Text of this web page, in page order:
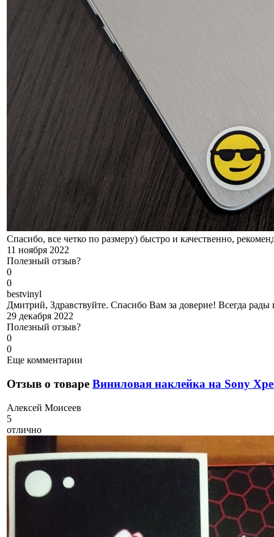
Спасибо, все четко по размеру) быстро и качественно,
11 ноября 2022
Полезный отзыв?
0
0
bestvinyl
Дмитрий, Здравствуйте. Спасибо Вам за доверие! Всегда рады
29 декабря 2022
Полезный отзыв?
0
0
Еще комментарии
Отзыв о товаре Виниловая наклейка на Sony
Алексей Моисеев
5
отлично